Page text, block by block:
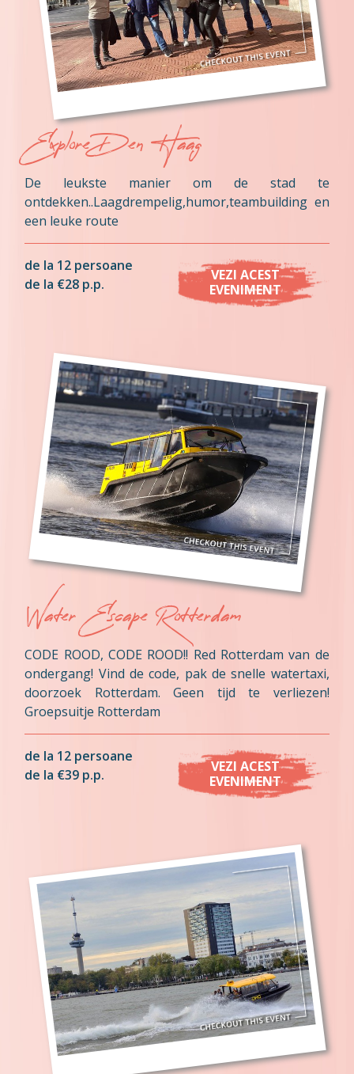
Explore Den Haag
De leukste manier om de stad te
ontdekken..Laagdrempelig,humor,teambuilding en
een leuke route
de la 12 persoane
de la €28 p.p.
VEZI ACEST
EVENIMENT
Water Escape Rotterdam
CODE ROOD, CODE ROOD!! Red Rotterdam van de
ondergang! Vind de code, pak de snelle watertaxi,
doorzoek Rotterdam. Geen tijd te verliezen!
Groepsuitje Rotterdam
de la 12 persoane
de la €39 p.p.
VEZI ACEST
EVENIMENT